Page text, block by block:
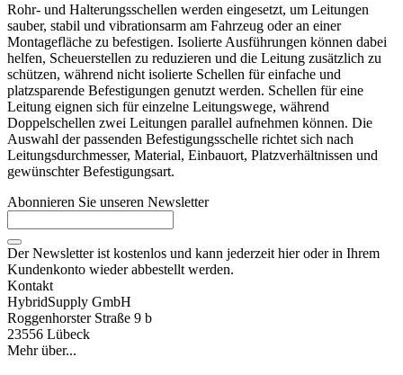
Rohr- und Halterungsschellen werden eingesetzt, um Leitungen
sauber, stabil und vibrationsarm am Fahrzeug oder an einer
Montagefläche zu befestigen. Isolierte Ausführungen können dabei
helfen, Scheuerstellen zu reduzieren und die Leitung zusätzlich zu
schützen, während nicht isolierte Schellen für einfache und
platzsparende Befestigungen genutzt werden. Schellen für eine
Leitung eignen sich für einzelne Leitungswege, während
Doppelschellen zwei Leitungen parallel aufnehmen können. Die
Auswahl der passenden Befestigungsschelle richtet sich nach
Leitungsdurchmesser, Material, Einbauort, Platzverhältnissen und
gewünschter Befestigungsart.
Abonnieren Sie unseren Newsletter
Der Newsletter ist kostenlos und kann jederzeit hier oder in Ihrem
Kundenkonto wieder abbestellt werden.
Kontakt
HybridSupply GmbH
Roggenhorster Straße 9 b
23556 Lübeck
Mehr über...